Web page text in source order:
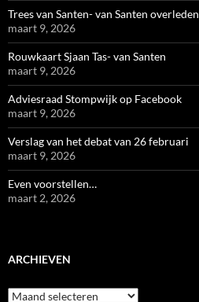
Trees van Santen- van Santen overleden
maart 9, 2026
Rouwkaart Sjaan Tas- van Santen
maart 9, 2026
Adviesraad Stompwijk op Facebook
maart 9, 2026
Verslag van het debat van 26 februari
maart 9, 2026
Even voorstellen…
maart 2, 2026
ARCHIEVEN
Archieven